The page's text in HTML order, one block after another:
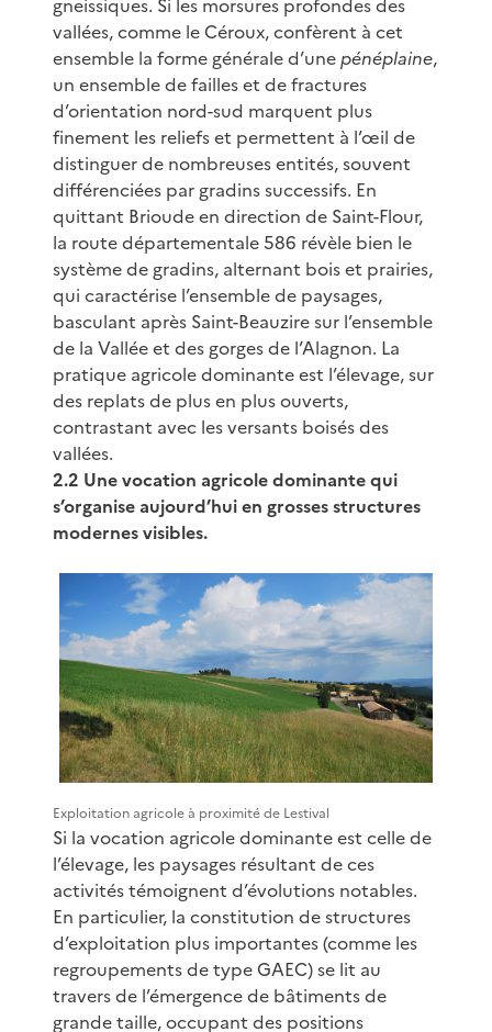
vallées, comme le Céroux, confèrent à cet
ensemble la forme générale d’unepénéplaine,
un ensemble de failles et de fractures
d’orientation nord-sud marquent plus
finement les reliefs et permettent à l’œil de
distinguer de nombreuses entités, souvent
différenciées par gradins successifs. En
quittant Brioude en direction de Saint-Flour,
la route départementale 586 révèle bien le
système de gradins, alternant bois et prairies,
qui caractérise l’ensemble de paysages,
basculant après Saint-Beauzire sur l’ensemble
de la Vallée et des gorges de l’Alagnon. La
pratique agricole dominante est l’élevage, sur
des replats de plus en plus ouverts,
contrastant avec les versants boisés des
vallées.
2.2 Une vocation agricole dominante qui
s’organise aujourd’hui en grosses structures
modernes visibles.
Exploitation agricole à proximité de Lestival
Si la vocation agricole dominante est celle de
l’élevage, les paysages résultant de ces
activités témoignent d’évolutions notables.
En particulier, la constitution de structures
d’exploitation plus importantes (comme les
regroupements de type GAEC) se lit au
travers de l’émergence de bâtiments de
grande taille, occupant des positions